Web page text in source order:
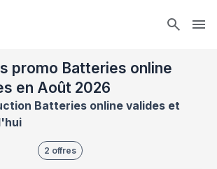
promo Batteries online
en Août 2026
Batteries online valides et
2 offres